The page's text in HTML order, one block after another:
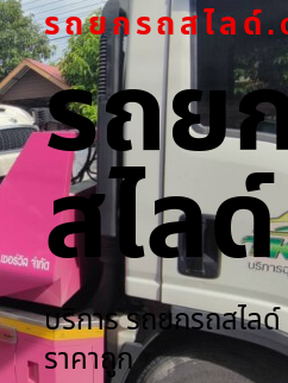
รถยกรถสไลด์
รถย
สไลด์
บริการ รถยกรถสไล
ราคาถูก